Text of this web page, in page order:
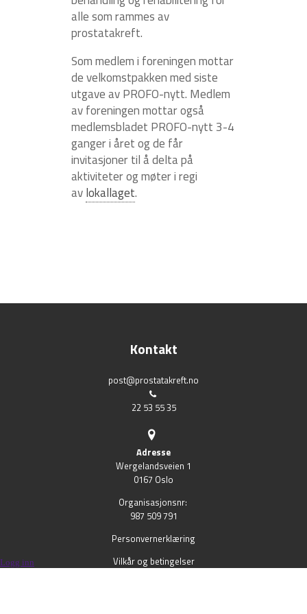
alle som rammes av
prostatakreft.
Som medlem i foreningen mottar
de velkomstpakken med siste
utgave av PROFO-nytt. Medlem
av foreningen mottar også
medlemsbladet PROFO-nytt 3-4
ganger i året og de får
invitasjoner til å delta på
aktiviteter og møter i regi
avlokallaget.
Kontakt
post@prostatakreft.no
22 53 55 35
Adresse
Wergelandsveien 1
0167 Oslo
Organisasjonsnr:
987 509 791
Personvernerklæring
Vilkår og betingelser
Logg inn